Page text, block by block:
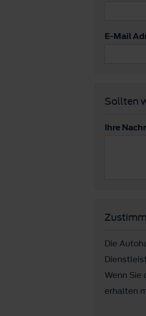
E-Mail
Sollten
Ihre
Die
Wenn
erhalten